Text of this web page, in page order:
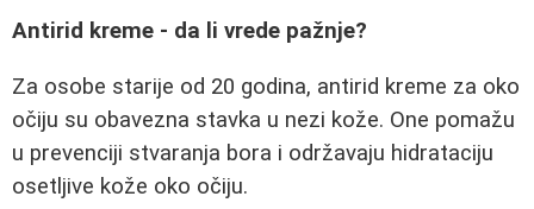
Antirid kreme - da li vrede pažnje?
Za osobe starije od 20 godina, antirid kreme za oko
očiju su obavezna stavka u nezi kože. One pomažu
u prevenciji stvaranja bora i održavaju hidrataciju
osetljive kože oko očiju.